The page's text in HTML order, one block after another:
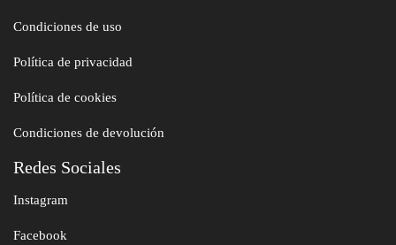
Condiciones de uso
Política de privacidad
Política de cookies
Condiciones de devolución
Redes Sociales
Instagram
Facebook